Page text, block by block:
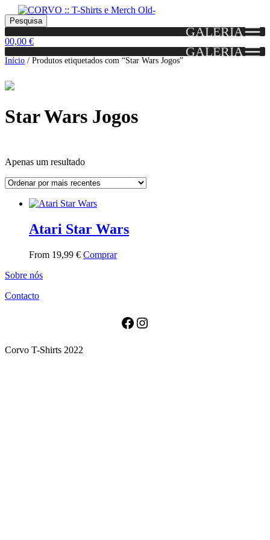
Skip
to
navigation
Skip
to
content
Pesquisar
por:
Pesquisa
GALERIA
00,00 €
GALERIA
Início / Produtos etiquetados com “Star Wars Jogos”
Star Wars Jogos
Apenas um resultado
View
View
Atari Star Wars
From 19,99 € ComprarThis
options
may
Sobre nós
Contacto
Facebook
Instagram
Corvo T-Shirts 2022
Portes grátis em encomendas a partir dos 60€!
(Portugal)